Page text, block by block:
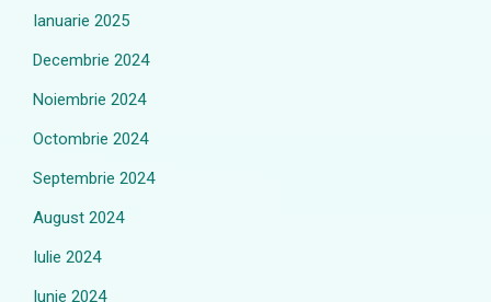
Ianuarie 2025
Decembrie 2024
Noiembrie 2024
Octombrie 2024
Septembrie 2024
August 2024
Iulie 2024
Iunie 2024